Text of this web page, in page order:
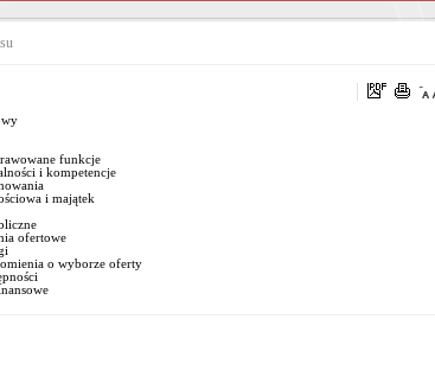
funkcje
i kompetencje
i majątek
ofertowe
o wyborze oferty